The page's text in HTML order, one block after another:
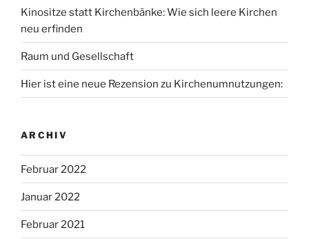
Kinositze statt Kirchenbänke: Wie sich leere Kirchen
neu erfinden
Raum und Gesellschaft
Hier ist eine neue Rezension zu Kirchenumnutzungen:
ARCHIV
Februar 2022
Januar 2022
Februar 2021